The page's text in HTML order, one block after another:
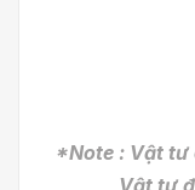
*Note : Vật tư
Vật tư